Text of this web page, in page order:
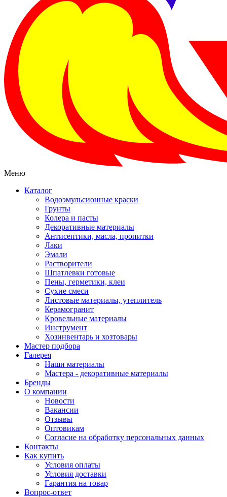
Меню
Каталог
Водоэмульсионные краски
Грунты
Колера и пасты
Декоративные материалы
Антисептики, масла, пропитки
Лаки
Эмали
Растворители
Шпатлевки готовые
Пены, герметики, клеи
Сухие смеси
Листовые материалы, утеплитель
Керамогранит
Кровельные материалы
Инструмент
Хозинвентарь и хозтовары
Мастер подбора
Галерея
Наши материалы
Мастера - декоративные материалы
Бренды
О компании
Новости
Вакансии
Отзывы
Оптовикам
Cогласие на обработку персональных данных
Контакты
Как купить
Условия оплаты
Условия доставки
Гарантия на товар
Вопрос-ответ